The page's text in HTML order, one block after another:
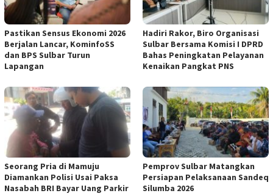
Pastikan Sensus Ekonomi 2026
Berjalan Lancar, KominfoSS
dan BPS Sulbar Turun
Lapangan
Hadiri Rakor, Biro Organisasi
Sulbar Bersama Komisi I DPRD
Bahas Peningkatan Pelayanan
Kenaikan Pangkat PNS
Seorang Pria di Mamuju
Diamankan Polisi Usai Paksa
Nasabah BRI Bayar Uang Parkir
Pemprov Sulbar Matangkan
Persiapan Pelaksanaan Sandeq
Silumba 2026